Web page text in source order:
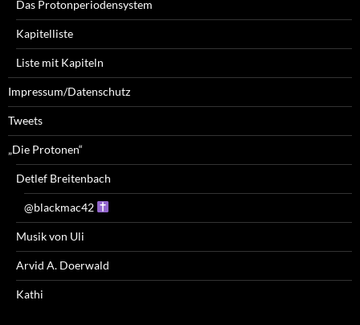
Das Protonperiodensystem
Kapitelliste
Liste mit Kapiteln
Impressum/Datenschutz
Tweets
„Die Protonen“
Detlef Breitenbach
@blackmac42
Musik von Uli
Arvid A. Doerwald
Kathi